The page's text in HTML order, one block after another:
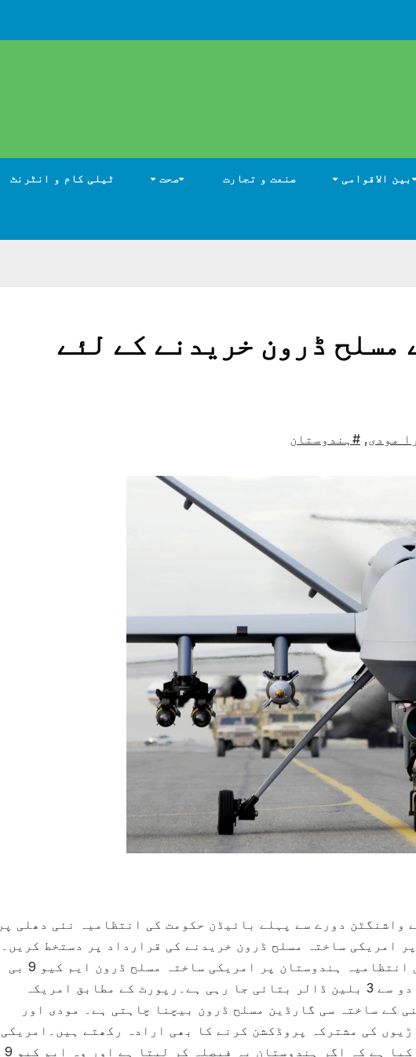
بین الاقوامی صنعت و تجارت صحت ٹیلی کام و انٹرنٹ
مسلح ڈرون خریدنے کے لئے
مودی, #ہندوستان
واشنگٹن دورے سے پہلے بائیڈن حکومت کی انتظامیہ نئی دھلی پر
امریکی ساختہ مسلح ڈرون خریدنے کی قرارداد پر دستخط کریں۔
ایرانی میڈیا رپورٹ کے مطابق امریکی انتظامیہ ہندوستان پر امریکی ساختہ مسلح ڈرون ایم کیو 9 بی
خریدنے پر زور دے رہی ہے جن کی مالیت دو سے 3 بلین ڈالر بتائی جا رہی ہے۔رپورٹ کے مطابق امریکہ
کمپنی کے ساختہ سی گارڈین مسلح ڈرون بیچنا چاہتی ہے۔ مودی اور
کی مشترکہ پروڈکشن کرنے کا بھی ارادہ رکھتے ہیں۔امریکی
بائیڈن حکومت کے ایک اہلکار نے دعوی کیا ہے کہ اگر ہندوستان یہ فیصلہ کر لیتا ہے اور وہ ایم کیو 9